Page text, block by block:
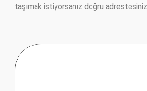
taşımak istiyorsanız doğru adrestesiniz.